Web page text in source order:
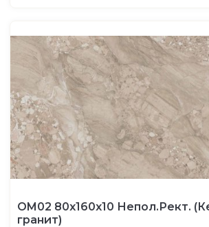
OM02 80x160x10 Непол.Рект.
гранит)